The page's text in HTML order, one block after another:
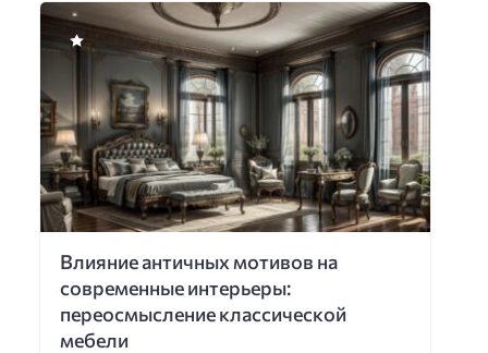
Влияние античных мотивов на
современные интерьеры:
переосмысление классической
мебели